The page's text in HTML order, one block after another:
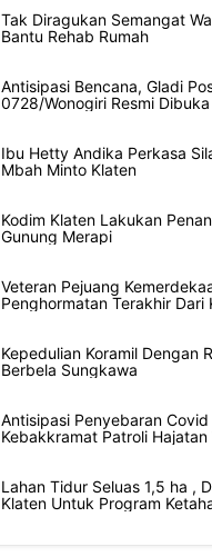
Tak Diragukan Semangat
Bantu Rehab Rumah
Antisipasi Bencana, Gladi
0728/Wonogiri Resmi Dibuka
Ibu Hetty Andika Perkasa
Mbah Minto Klaten
Kodim Klaten Lakukan
Gunung Merapi
Veteran Pejuang
Penghormatan Terakhir Dari
Kepedulian Koramil Dengan
Berbela Sungkawa
Antisipasi Penyebaran
Kebakkramat Patroli Hajatan
Lahan Tidur Seluas 1,5 ha ,
Klaten Untuk Program